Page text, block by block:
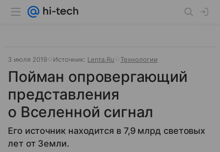
3 июля 2019 Источник: Lenta.Ru Технологии
Пойман опровергающий
представления
о Вселенной сигнал
Его источник находится в 7,9 млрд световых
лет от Земли.